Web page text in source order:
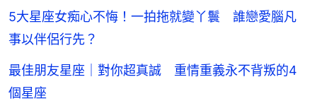
5大星座女痴心不悔！一拍拖就變丫鬟 誰戀愛腦凡
事以伴侶行先？
最佳朋友星座｜對你超真誠 重情重義永不背叛的4
個星座